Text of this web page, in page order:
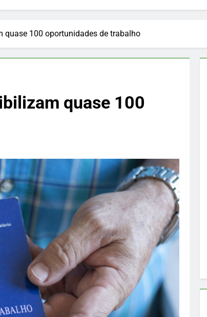
quase 100 oportunidades de trabalho
quase 100
PUBLICIDADE
Nutrição e Movimento: cuidado
infantil
26 De Março De 2026